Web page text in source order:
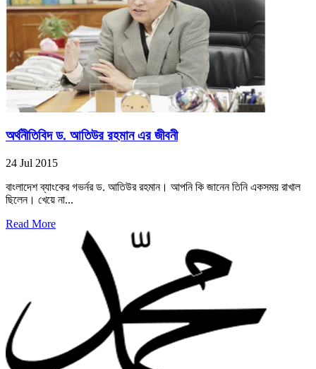
অর্থনীতিবিদ ড. আতিউর রহমান এর জীবনী
24 Jul 2015
বাংলাদেশ ব্যাংকের গভর্নর ড. আতিউর রহমান। আপনি কি জানেন তিনি একসময় রাখাল
ছিলেন। খেয়ে না...
Read More